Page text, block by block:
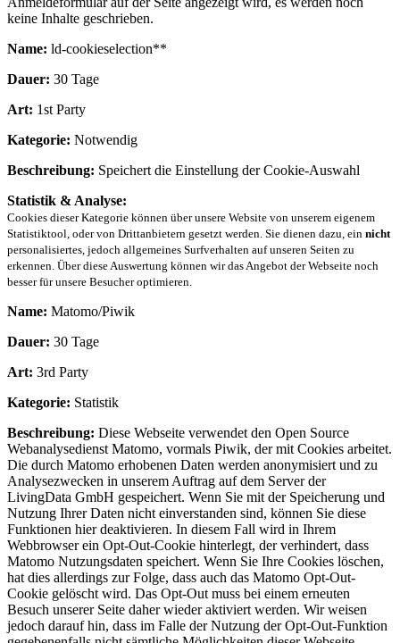
keine Inhalte geschrieben.
Name: ld-cookieselection**
Dauer: 30 Tage
Art: 1st Party
Kategorie: Notwendig
Beschreibung: Speichert die Einstellung der Cookie-Auswahl
Statistik & Analyse:
Cookies dieser Kategorie können über unsere Website von unserem eigenem
Statistiktool, oder von Drittanbietern gesetzt werden. Sie dienen dazu, ein nicht
personalisiertes, jedoch allgemeines Surfverhalten auf unseren Seiten zu
erkennen. Über diese Auswertung können wir das Angebot der Webseite noch
besser für unsere Besucher optimieren.
Name: Matomo/Piwik
Dauer: 30 Tage
Art: 3rd Party
Kategorie: Statistik
Beschreibung: Diese Webseite verwendet den Open Source
Webanalysedienst Matomo, vormals Piwik, der mit Cookies arbeitet.
Die durch Matomo erhobenen Daten werden anonymisiert und zu
Analysezwecken in unserem Auftrag auf dem Server der
LivingData GmbH gespeichert. Wenn Sie mit der Speicherung und
Nutzung Ihrer Daten nicht einverstanden sind, können Sie diese
Funktionen hier deaktivieren. In diesem Fall wird in Ihrem
Webbrowser ein Opt-Out-Cookie hinterlegt, der verhindert, dass
Matomo Nutzungsdaten speichert. Wenn Sie Ihre Cookies löschen,
hat dies allerdings zur Folge, dass auch das Matomo Opt-Out-
Cookie gelöscht wird. Das Opt-Out muss bei einem erneuten
Besuch unserer Seite daher wieder aktiviert werden. Wir weisen
jedoch darauf hin, dass im Falle der Nutzung der Opt-Out-Funktion